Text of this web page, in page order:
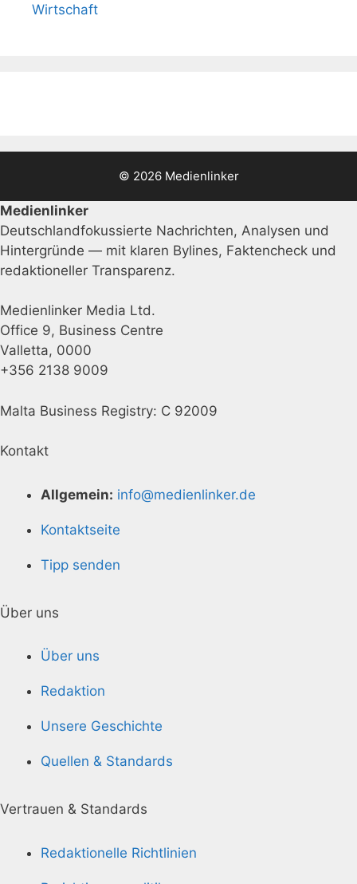
Wirtschaft
© 2026 Medienlinker
Medienlinker
Deutschlandfokussierte Nachrichten, Analysen und
Hintergründe — mit klaren Bylines, Faktencheck und
redaktioneller Transparenz.
Medienlinker Media Ltd.
Office 9, Business Centre
Valletta, 0000
+356 2138 9009
Malta Business Registry: C 92009
Kontakt
Allgemein: info@medienlinker.de
Kontaktseite
Tipp senden
Über uns
Über uns
Redaktion
Unsere Geschichte
Quellen & Standards
Vertrauen & Standards
Redaktionelle Richtlinien